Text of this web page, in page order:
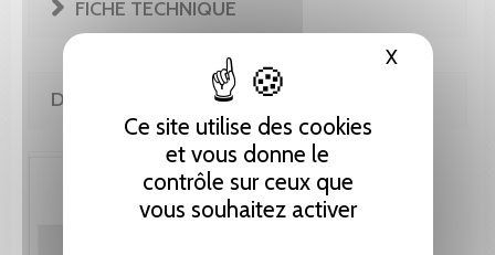
Ce site utilise des cookies
et vous donne le
contrôle sur ceux que
vous souhaitez activer
XMasquer
FICHE TECHNIQUE
DE LA MÊME COLLECTION